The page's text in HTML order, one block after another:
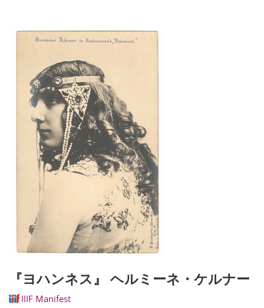
『ヨハンネス』 ヘルミーネ・ケルナー
IIIF Manifest